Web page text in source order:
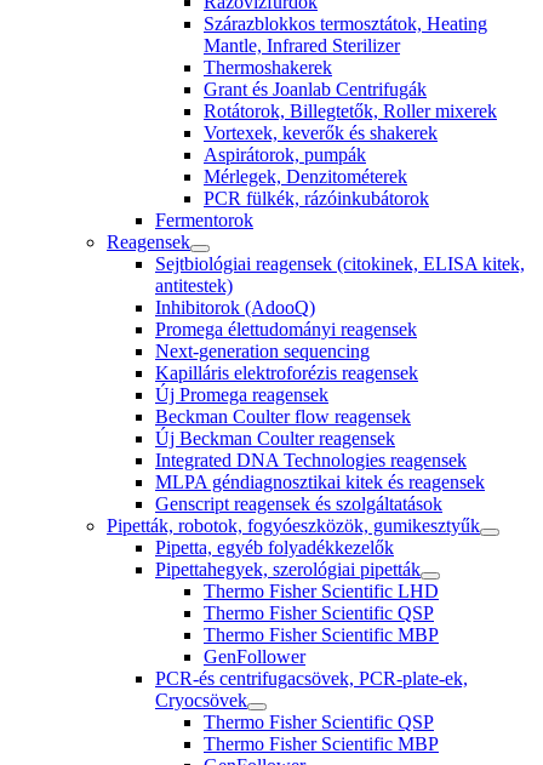
Szárazblokkos termosztátok, Heating
Mantle, Infrared Sterilizer
Thermoshakerek
Grant és Joanlab Centrifugák
Rotátorok, Billegtetők, Roller mixerek
Vortexek, keverők és shakerek
Aspirátorok, pumpák
Mérlegek, Denzitométerek
PCR fülkék, rázóinkubátorok
Fermentorok
Reagensek
Sejtbiológiai reagensek (citokinek, ELISA kitek,
antitestek)
Inhibitorok (AdooQ)
Promega élettudományi reagensek
Next-generation sequencing
Kapilláris elektroforézis reagensek
Új Promega reagensek
Beckman Coulter flow reagensek
Új Beckman Coulter reagensek
Integrated DNA Technologies reagensek
MLPA géndiagnosztikai kitek és reagensek
Genscript reagensek és szolgáltatások
Pipetták, robotok, fogyóeszközök, gumikesztyűk
Pipetta, egyéb folyadékkezelők
Pipettahegyek, szerológiai pipetták
Thermo Fisher Scientific LHD
Thermo Fisher Scientific QSP
Thermo Fisher Scientific MBP
GenFollower
PCR-és centrifugacsövek, PCR-plate-ek,
Cryocsövek
Thermo Fisher Scientific QSP
Thermo Fisher Scientific MBP